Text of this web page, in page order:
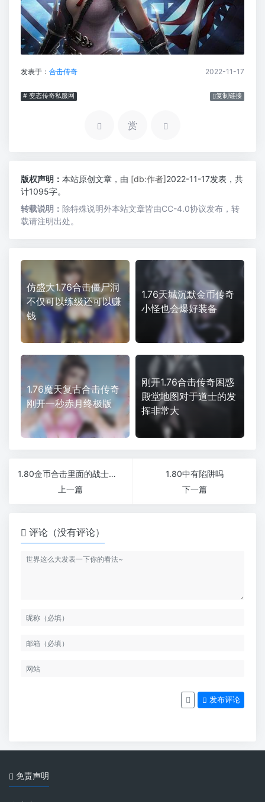
发表于： 合击传奇 2022-11-17
# 变态传奇私服网 复制链接
赏
版权声明： 本站原创文章，由 [db:作者]2022-11-17发表，共
计1095字。
转载说明： 除特殊说明外本站文章皆由CC-4.0协议发布，转
载请注明出处。
仿盛大1.76合击僵尸洞
不仅可以练级还可以赚
钱
1.76天城沉默金币传奇
小怪也会爆好装备
1.76魔天复古合击传奇
刚开一秒赤月终极版
刚开1.76合击传奇困惑
殿堂地图对于道士的发
挥非常大
1.80金币合击里面的战士需要把自动补给设置好新开1.76微变传奇
上一篇
1.80中有陷阱吗
下一篇
评论（没有评论）
发布评论
免责声明